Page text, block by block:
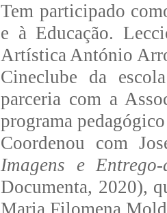
Tem participado
e à Educação.
Artística António
Cineclube da
parceria com a
programa
Coordenou com
Imagens e
Documenta, 2020),
Maria Filomena